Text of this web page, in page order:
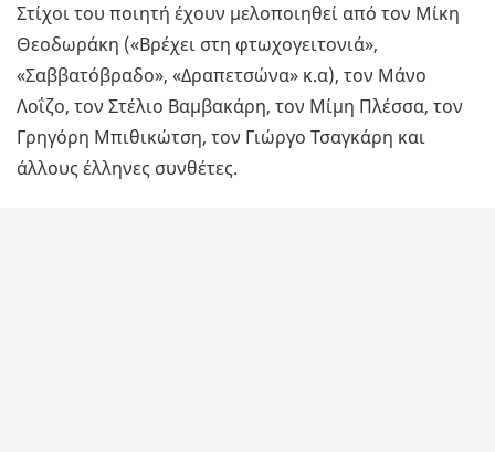
Στίχοι του ποιητή έχουν μελοποιηθεί από τον Μίκη
Θεοδωράκη («Βρέχει στη φτωχογειτονιά»,
«Σαββατόβραδο», «Δραπετσώνα» κ.α), τον Μάνο
Λοΐζο, τον Στέλιο Βαμβακάρη, τον Μίμη Πλέσσα, τον
Γρηγόρη Μπιθικώτση, τον Γιώργο Τσαγκάρη και
άλλους έλληνες συνθέτες.